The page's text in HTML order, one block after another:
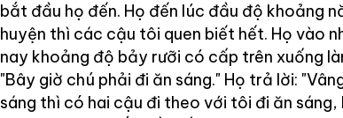
bắt đầu họ đến. Họ đến lúc đầu độ khoảng
huyện thì các cậu tôi quen biết hết. Họ vào
nay khoảng độ bảy rưỡi có cấp trên xuống
"Bây giờ chú phải đi ăn sáng." Họ trả lời:
sáng thì có hai cậu đi theo với tôi đi ăn